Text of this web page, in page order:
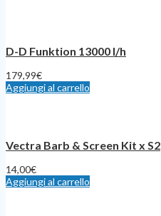
D-D Funktion 13000 l/h
179,99€
Aggiungi al carrello
Vectra Barb & Screen Kit x S2
14,00€
Aggiungi al carrello